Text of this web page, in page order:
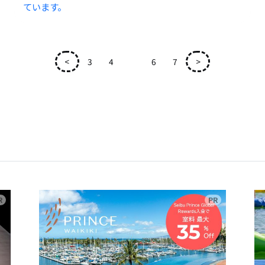
ています。
< 3 4 6 7 >
広告